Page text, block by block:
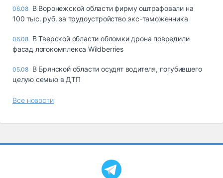
06.08 В Воронежской области фирму оштрафовали на
100 тыс. руб. за трудоустройство экс-таможенника
06.08 В Тверской области обломки дрона повредили
фасад логокомплекса Wildberries
05.08 В Брянской области осудят водителя, погубившего
целую семью в ДТП
Все новости